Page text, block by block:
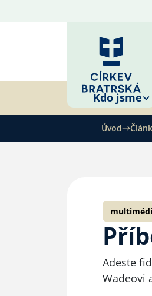
Kdo jsme
Úvod
Adeste
Wadeovi